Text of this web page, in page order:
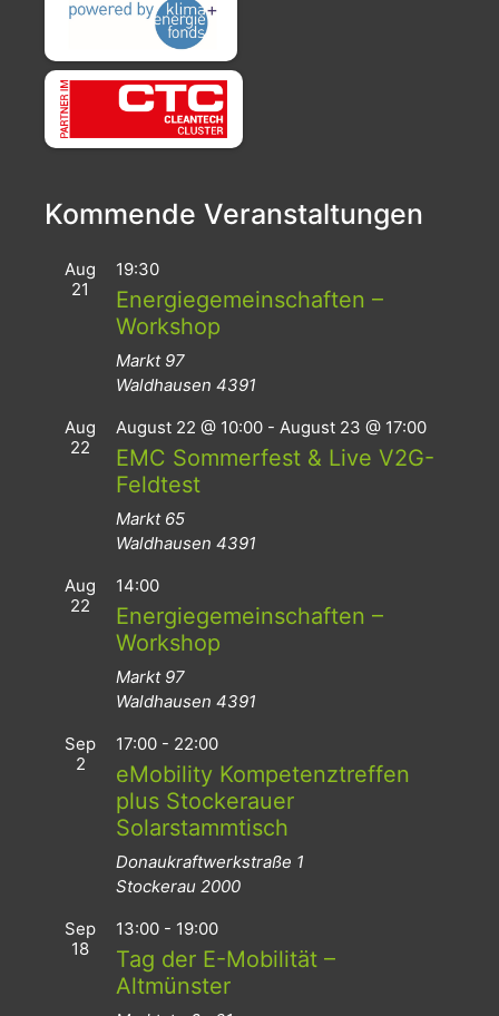
Kommende Veranstaltungen
Aug
21
19:30
Energiegemeinschaften –
Workshop
Markt 97
Waldhausen 4391
Aug
22
August 22 @ 10:00 - August 23 @ 17:00
EMC Sommerfest & Live V2G-
Feldtest
Markt 65
Waldhausen 4391
Aug
22
14:00
Energiegemeinschaften –
Workshop
Markt 97
Waldhausen 4391
Sep
2
17:00 - 22:00
eMobility Kompetenztreffen
plus Stockerauer
Solarstammtisch
Donaukraftwerkstraße 1
Stockerau 2000
Sep
18
13:00 - 19:00
Tag der E-Mobilität –
Altmünster